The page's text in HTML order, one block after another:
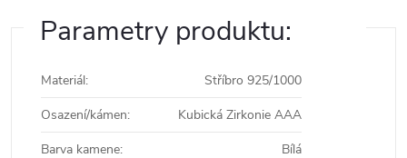
Parametry produktu:
Materiál:
Stříbro 925/1000
Osazení/kámen:
Kubická Zirkonie AAA
Barva kamene: Bílá